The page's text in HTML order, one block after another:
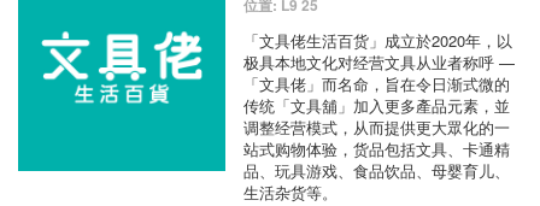
位置: L9 25
「文具佬生活百货」成立於2020年，以
极具本地文化对经营文具从业者称呼 —
「文具佬」而名命，旨在令日渐式微的
传统「文具舖」加入更多產品元素，並
调整经营模式，从而提供更大眾化的一
站式购物体验，货品包括文具、卡通精
品、玩具游戏、食品饮品、母婴育儿、
生活杂货等。